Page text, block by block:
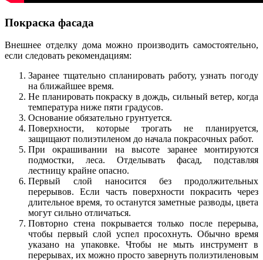
Покраска фасада
Внешнее отделку дома можно производить самостоятельно,
если следовать рекомендациям:
Заранее тщательно спланировать работу, узнать погоду
на ближайшее время.
Не планировать покраску в дождь, сильный ветер, когда
температура ниже пяти градусов.
Основание обязательно грунтуется.
Поверхности, которые трогать не планируется,
защищают полиэтиленом до начала покрасочных работ.
При окрашивании на высоте заранее монтируются
подмостки, леса. Отделывать фасад, подставляя
лестницу крайне опасно.
Первый слой наносится без продолжительных
перерывов. Если часть поверхности покрасить через
длительное время, то останутся заметные разводы, цвета
могут сильно отличаться.
Повторно стена покрывается только после перерыва,
чтобы первый слой успел просохнуть. Обычно время
указано на упаковке. Чтобы не мыть инструмент в
перерывах, их можно просто завернуть полиэтиленовым